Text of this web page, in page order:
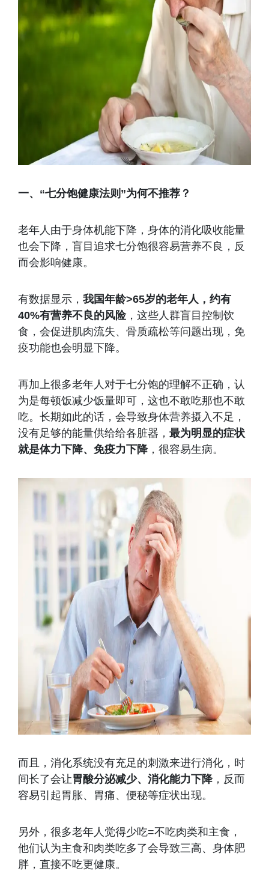
一、“七分饱健康法则”为何不推荐？
老年人由于身体机能下降，身体的消化吸收能量
也会下降，盲目追求七分饱很容易营养不良，反
而会影响健康。
有数据显示， 我国年龄>65岁的老年人，约有
40%有营养不良的风险，这些人群盲目控制饮
食，会促进肌肉流失、骨质疏松等问题出现，免
疫功能也会明显下降。
再加上很多老年人对于七分饱的理解不正确，认
为是每顿饭减少饭量即可，这也不敢吃那也不敢
吃。长期如此的话，会导致身体营养摄入不足，
没有足够的能量供给给各脏器， 最为明显的症状
就是体力下降、免疫力下降，很容易生病。
而且，消化系统没有充足的刺激来进行消化，时
间长了会让胃酸分泌减少、消化能力下降，反而
容易引起胃胀、胃痛、便秘等症状出现。
另外，很多老年人觉得少吃=不吃肉类和主食，
他们认为主食和肉类吃多了会导致三高、身体肥
胖，直接不吃更健康。